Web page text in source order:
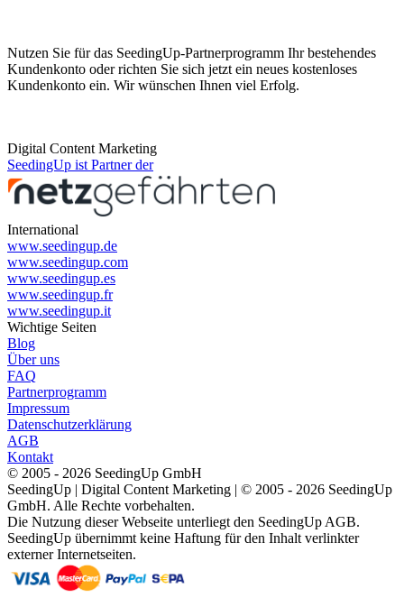
Nutzen Sie für das SeedingUp-Partnerprogramm Ihr bestehendes
Kundenkonto oder richten Sie sich jetzt ein neues kostenloses
Kundenkonto ein. Wir wünschen Ihnen viel Erfolg.
Digital Content Marketing
SeedingUp ist Partner der
International
www.seedingup.de
www.seedingup.com
www.seedingup.es
www.seedingup.fr
www.seedingup.it
Wichtige Seiten
Blog
Über uns
FAQ
Partnerprogramm
Impressum
Datenschutzerklärung
AGB
Kontakt
© 2005 - 2026 SeedingUp GmbH
SeedingUp | Digital Content Marketing | © 2005 - 2026 SeedingUp
GmbH. Alle Rechte vorbehalten.
Die Nutzung dieser Webseite unterliegt den SeedingUp AGB.
SeedingUp übernimmt keine Haftung für den Inhalt verlinkter
externer Internetseiten.